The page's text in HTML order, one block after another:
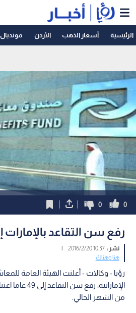
الرئيسية أسعار الذهب الأردن مونديال 2026
0
0
رفع سن التقاعد بالإمارات إلى 49
نشر :10:37 2016/2/20
|
هنا وهناك
رؤيا - وكالات - أعلنت الهيئة العامة
الإماراتية، رفع
من الشهر الحالي.